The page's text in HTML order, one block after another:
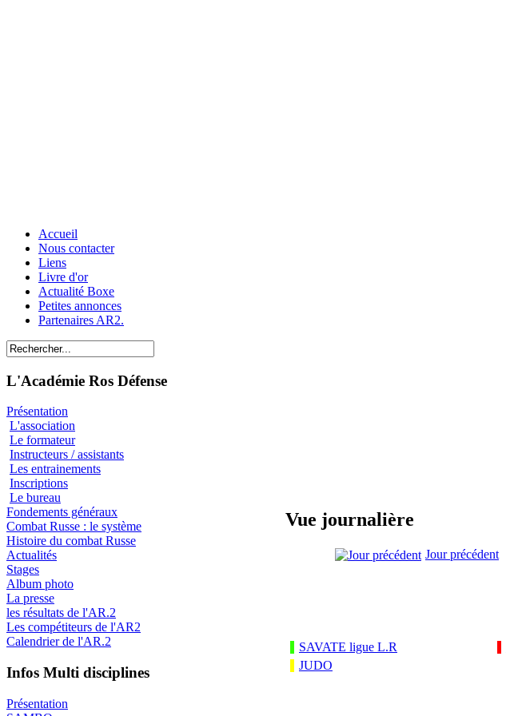
Accueil
Nous contacter
Liens
Livre d'or
Actualité Boxe
Petites annonces
Partenaires AR2.
L'Académie Ros Défense
Présentation
L'association
Le formateur
Instructeurs / assistants
Les entrainements
Inscriptions
Le bureau
Fondements généraux
Combat Russe : le système
Histoire du combat Russe
Actualités
Stages
Album photo
La presse
les résultats de l'AR.2
Les compétiteurs de l'AR2
Calendrier de l'AR.2
Infos Multi disciplines
Présentation
Vue journalière
Jour précédent
SAVATE ligue L.R
JUDO